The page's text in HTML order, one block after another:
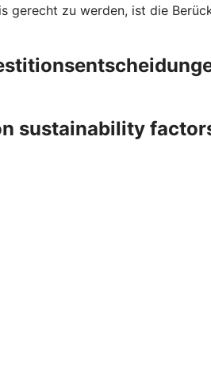
gerecht zu werden, ist die
sustainability